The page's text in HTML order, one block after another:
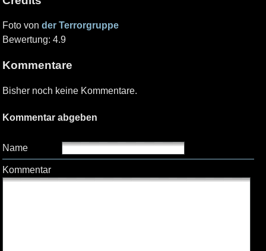
Foto von der Terrorgruppe
Bewertung: 4.9
Kommentare
Bisher noch keine Kommentare.
Kommentar abgeben
Name
Kommentar